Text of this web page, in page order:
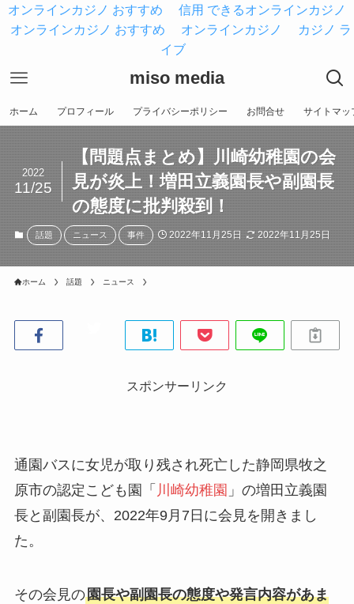
オンラインカジノ おすすめ
信用 できるオンラインカジノ
オンラインカジノ おすすめ
オンラインカジノ
カジノ ラ
イブ
miso media
ホーム プロフィール プライバシーポリシー お問合せ サイトマッ
【問題点まとめ】川崎幼稚園の会
見が炎上！増田立義園長や副園長
の態度に批判殺到！
2022
11/25
話題 ニュース 事件 2022年11月25日 2022年11月25日
ホーム 話題 ニュース
スポンサーリンク
通園バスに女児が取り残され死亡した静岡県牧之
原市の認定こども園「 川崎幼稚園 」の増田立義園
長と副園長が、2022年9月7日に会見を開きまし
た。
その会見の園長や副園長の態度や発言内容があま